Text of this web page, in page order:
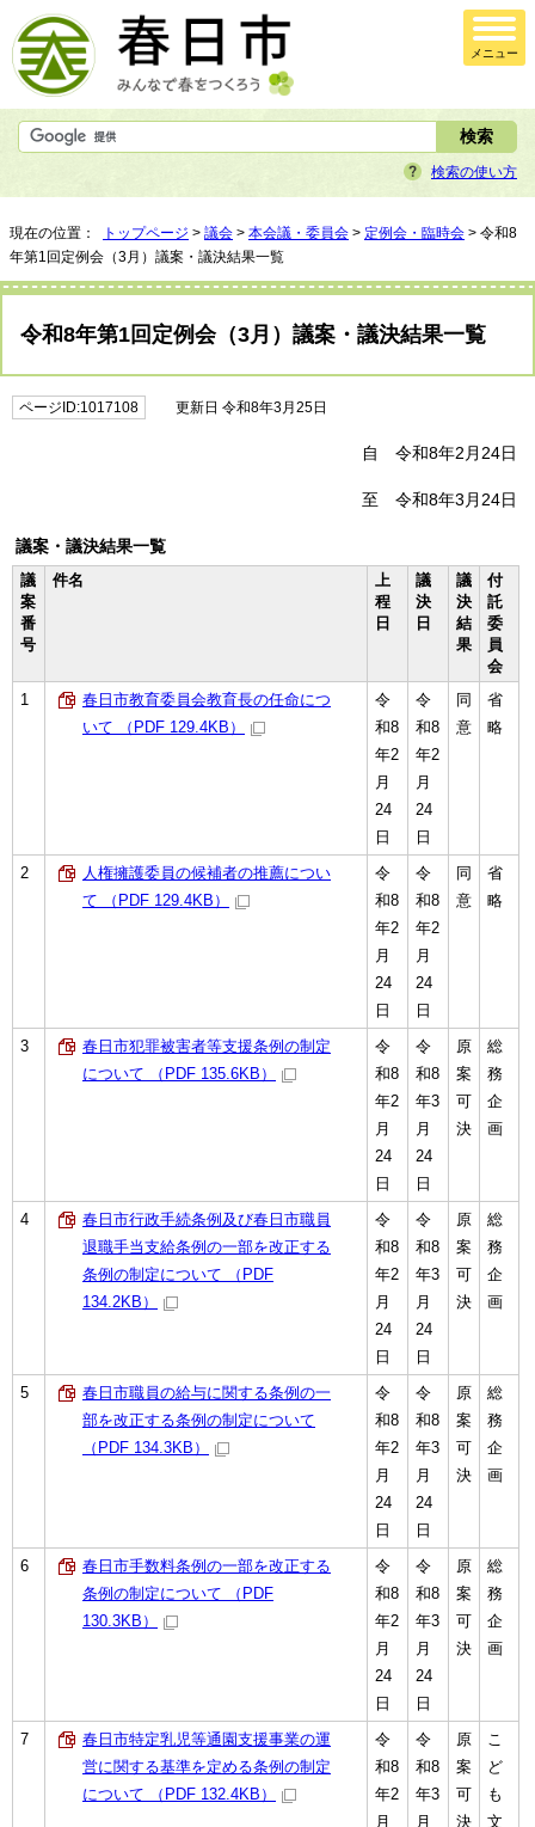
メニュー
検索の使い方
現在の位置： トップページ > 議会 > 本会議・委員会 > 定例会・臨時会 > 令和8
年第1回定例会（3月）議案・議決結果一覧
令和8年第1回定例会（3月）議案・議決結果一覧
ページID:1017108 更新日 令和8年3月25日
自 令和8年2月24日
至 令和8年3月24日
議案・議決結果一覧
議
案
番
号
件名
上
程
日
議
決
日
議
決
結
果
付
託
委
員
会
1
春日市教育委員会教育長の任命につ
いて （PDF 129.4KB）
令
和8
年2
月
24
日
令
和8
年2
月
24
日
同
意
省
略
2
人権擁護委員の候補者の推薦につい
て （PDF 129.4KB）
令
和8
年2
月
24
日
令
和8
年2
月
24
日
同
意
省
略
3
春日市犯罪被害者等支援条例の制定
について （PDF 135.6KB）
令
和8
年2
月
24
日
令
和8
年3
月
24
日
原
案
可
決
総
務
企
画
4
春日市行政手続条例及び春日市職員
退職手当支給条例の一部を改正する
条例の制定について （PDF
134.2KB）
令
和8
年2
月
24
日
令
和8
年3
月
24
日
原
案
可
決
総
務
企
画
5
春日市職員の給与に関する条例の一
部を改正する条例の制定について
（PDF 134.3KB）
令
和8
年2
月
24
日
令
和8
年3
月
24
日
原
案
可
決
総
務
企
画
6
春日市手数料条例の一部を改正する
条例の制定について （PDF
130.3KB）
令
和8
年2
月
24
日
令
和8
年3
月
24
日
原
案
可
決
総
務
企
画
7
春日市特定乳児等通園支援事業の運
営に関する基準を定める条例の制定
について （PDF 132.4KB）
令
和8
年2
月
令
和8
年3
月
原
案
可
決
こ
ど
も
文